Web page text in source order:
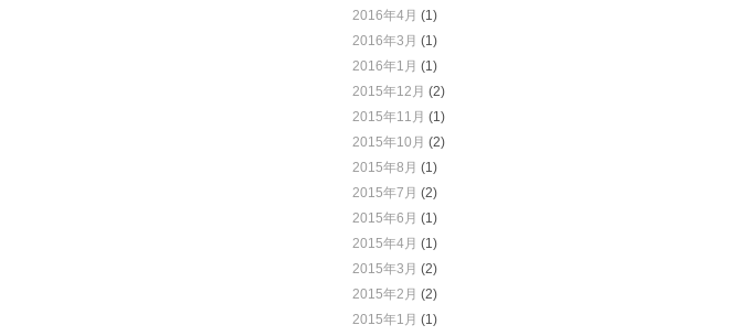
2016年4月 (1)
2016年3月 (1)
2016年1月 (1)
2015年12月 (2)
2015年11月 (1)
2015年10月 (2)
2015年8月 (1)
2015年7月 (2)
2015年6月 (1)
2015年4月 (1)
2015年3月 (2)
2015年2月 (2)
2015年1月 (1)